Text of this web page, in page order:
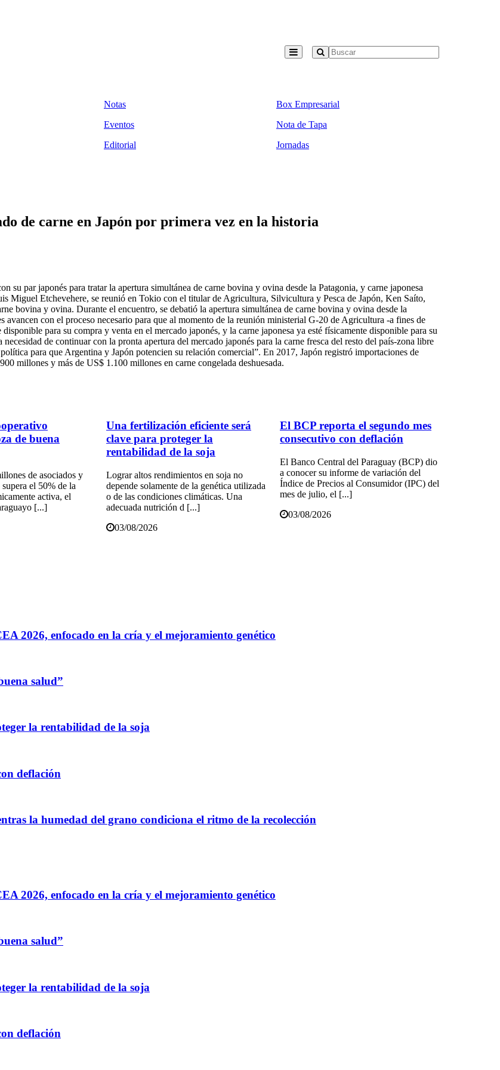
Notas
Box Empresarial
Eventos
Nota de Tapa
Editorial
Jornadas
de carne en Japón por primera vez en la historia
par japonés para tratar la apertura simultánea de carne bovina y ovina desde la Patagonia, y carne japonesa
Miguel Etchevehere, se reunió en Tokio con el titular de Agricultura, Silvicultura y Pesca de Japón, Ken Saíto,
bovina y ovina. Durante el encuentro, se debatió la apertura simultánea de carne bovina y ovina desde la
avancen con el proceso necesario para que al momento de la reunión ministerial G-20 de Agricultura -a fines de
para su compra y venta en el mercado japonés, y la carne japonesa ya esté físicamente disponible para su
de continuar con la pronta apertura del mercado japonés para la carne fresca del resto del país-zona libre
para que Argentina y Japón potencien su relación comercial”. En 2017, Japón registró importaciones de
millones y más de US$ 1.100 millones en carne congelada deshuesada.
de buena
de asociados y
el 50% de la
activa, el
[...]
Una fertilización eficiente será
clave para proteger la
rentabilidad de la soja
Lograr altos rendimientos en soja no
depende solamente de la genética utilizada
o de las condiciones climáticas. Una
adecuada nutrición d [...]
03/08/2026
El BCP reporta el segundo mes
consecutivo con deflación
El Banco Central del Paraguay (BCP) dio
a conocer su informe de variación del
Índice de Precios al Consumidor (IPC) del
mes de julio, el [...]
03/08/2026
2026, enfocado en la cría y el mejoramiento genético
salud”
la rentabilidad de la soja
deflación
la humedad del grano condiciona el ritmo de la recolección
2026, enfocado en la cría y el mejoramiento genético
salud”
la rentabilidad de la soja
deflación